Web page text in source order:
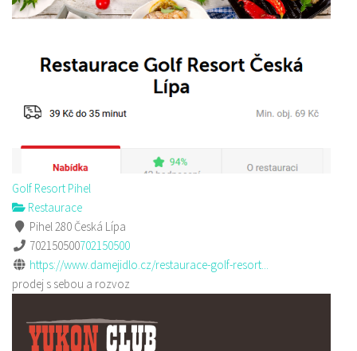
Golf Resort Pihel
Restaurace
Pihel 280 Česká Lípa
702150500702150500
https://www.damejidlo.cz/restaurace-golf-resort...
prodej s sebou a rozvoz